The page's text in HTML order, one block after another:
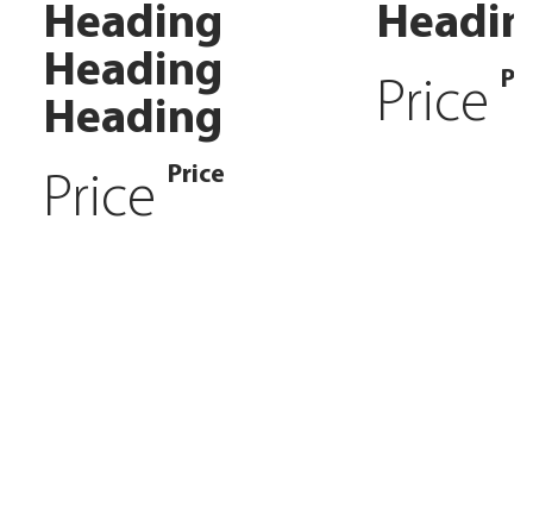
Heading
Heading
Heading
Price Price
Price